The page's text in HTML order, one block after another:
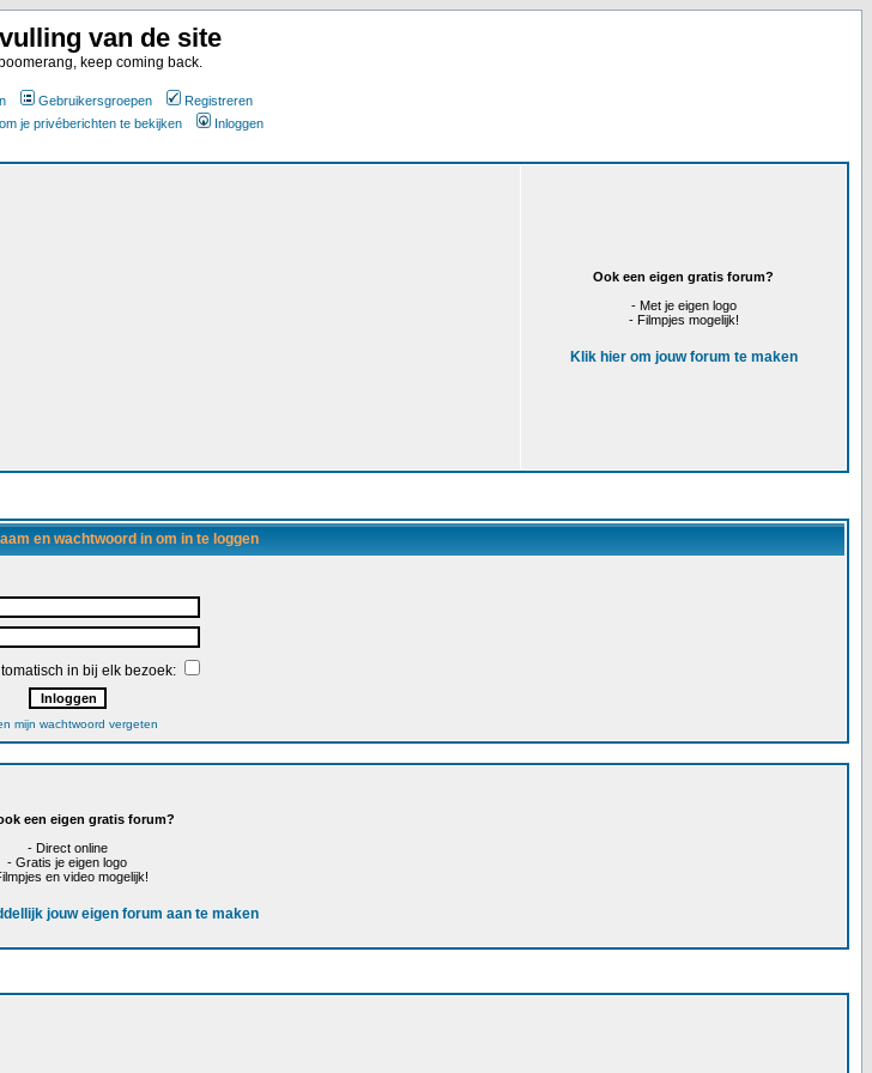
van de site
keep coming back.
Gebruikersgroepen
Registreren
je privéberichten te bekijken Inloggen
Ook een eigen gratis forum?
- Met je eigen logo
- Filmpjes mogelijk!
Klik hier om jouw forum te maken
en wachtwoord in om in te loggen
in bij elk bezoek:
mijn wachtwoord vergeten
een eigen gratis forum?
- Direct online
- Gratis je eigen logo
en video mogelijk!
jouw eigen forum aan te maken